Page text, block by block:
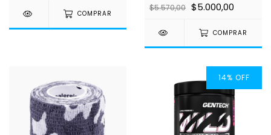
COMPRAR
$5.570,00 $5.000,00
COMPRAR
14% OFF